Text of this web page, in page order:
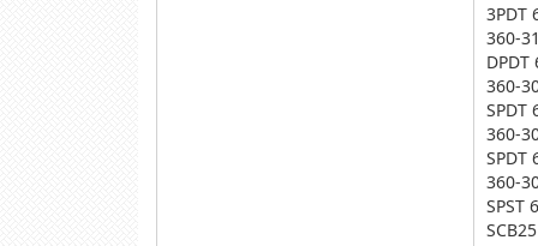
3PDT
360-
DPDT
360-
SPDT
360-
SPDT
360-
SPST